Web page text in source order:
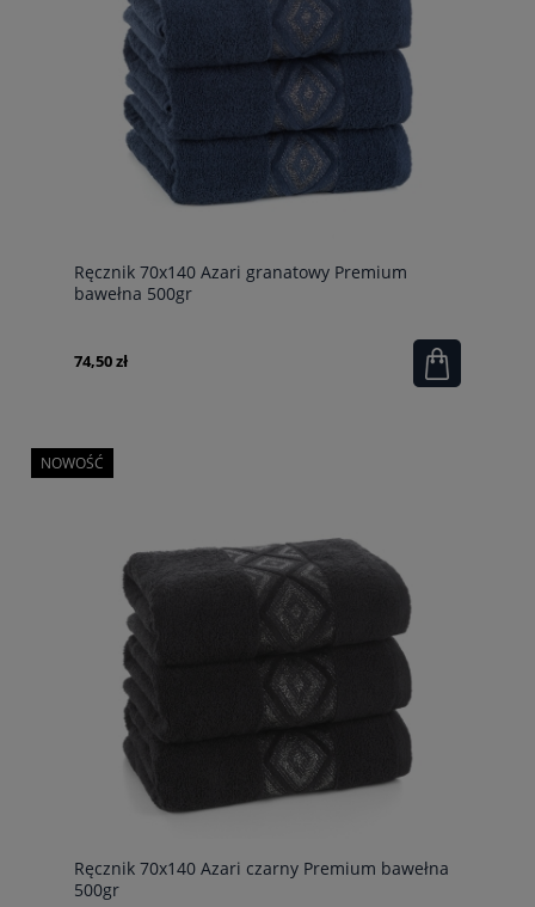
Ręcznik 70x140 Azari granatowy Premium
bawełna 500gr
74,50 zł
Ręcznik 70x140 Azari czarny Premium bawełna
500gr
NOWOŚĆ